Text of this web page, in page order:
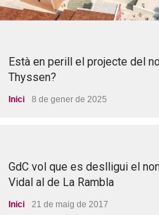
Està en perill el projecte del
Thyssen?
Inici 8 de gener de 2025
GdC vol que es deslligui el
Vidal al de La Rambla
Inici 21 de maig de 2017